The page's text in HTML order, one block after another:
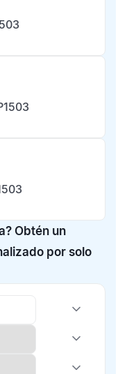
Obtén un
por solo